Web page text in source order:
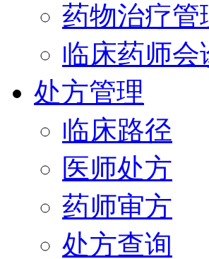
药物治疗管
临床药师会
处方管理
临床路径
医师处方
药师审方
处方查询